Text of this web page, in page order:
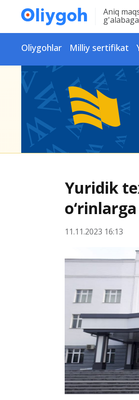
Aniq
Oliygohlar Milliy sertifikat
Yuridik
11.11.2023 16:13